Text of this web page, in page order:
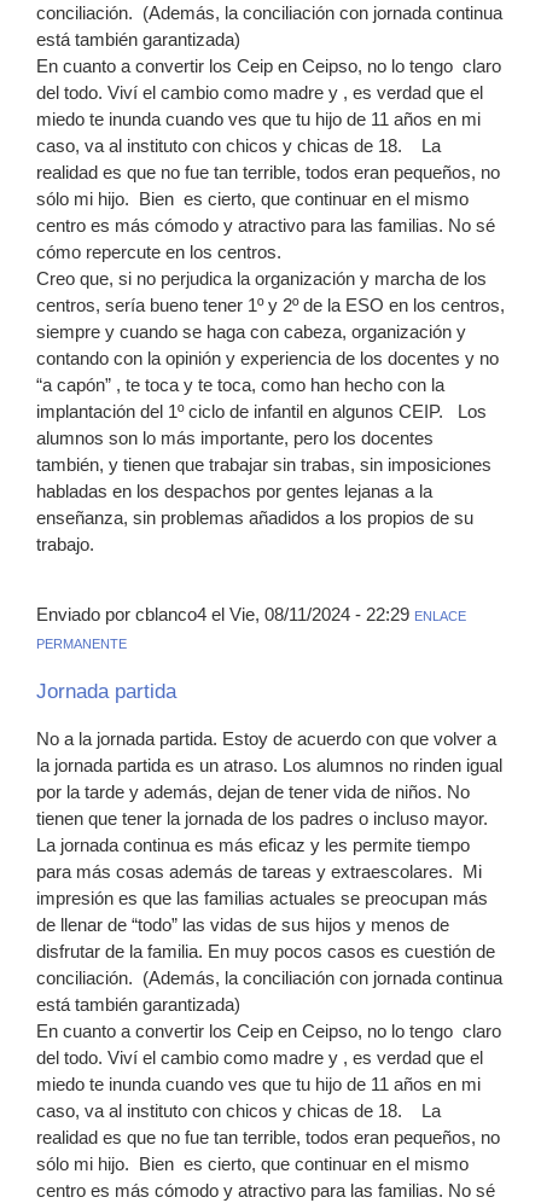
conciliación. (Además, la conciliación con jornada continua
está también garantizada)
En cuanto a convertir los Ceip en Ceipso, no lo tengo claro
del todo. Viví el cambio como madre y , es verdad que el
miedo te inunda cuando ves que tu hijo de 11 años en mi
caso, va al instituto con chicos y chicas de 18. La
realidad es que no fue tan terrible, todos eran pequeños, no
sólo mi hijo. Bien es cierto, que continuar en el mismo
centro es más cómodo y atractivo para las familias. No sé
cómo repercute en los centros.
Creo que, si no perjudica la organización y marcha de los
centros, sería bueno tener 1º y 2º de la ESO en los centros,
siempre y cuando se haga con cabeza, organización y
contando con la opinión y experiencia de los docentes y no
“a capón” , te toca y te toca, como han hecho con la
implantación del 1º ciclo de infantil en algunos CEIP. Los
alumnos son lo más importante, pero los docentes
también, y tienen que trabajar sin trabas, sin imposiciones
habladas en los despachos por gentes lejanas a la
enseñanza, sin problemas añadidos a los propios de su
trabajo.
Enviado por cblanco4 el Vie, 08/11/2024 - 22:29 ENLACE
PERMANENTE
Jornada partida
No a la jornada partida. Estoy de acuerdo con que volver a
la jornada partida es un atraso. Los alumnos no rinden igual
por la tarde y además, dejan de tener vida de niños. No
tienen que tener la jornada de los padres o incluso mayor.
La jornada continua es más eficaz y les permite tiempo
para más cosas además de tareas y extraescolares. Mi
impresión es que las familias actuales se preocupan más
de llenar de “todo” las vidas de sus hijos y menos de
disfrutar de la familia. En muy pocos casos es cuestión de
conciliación. (Además, la conciliación con jornada continua
está también garantizada)
En cuanto a convertir los Ceip en Ceipso, no lo tengo claro
del todo. Viví el cambio como madre y , es verdad que el
miedo te inunda cuando ves que tu hijo de 11 años en mi
caso, va al instituto con chicos y chicas de 18. La
realidad es que no fue tan terrible, todos eran pequeños, no
sólo mi hijo. Bien es cierto, que continuar en el mismo
centro es más cómodo y atractivo para las familias. No sé